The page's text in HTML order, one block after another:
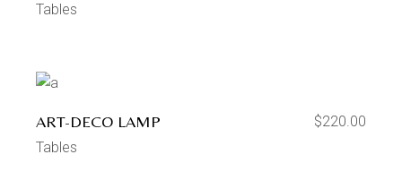
Tables
ART-DECO LAMP $220.00
Tables